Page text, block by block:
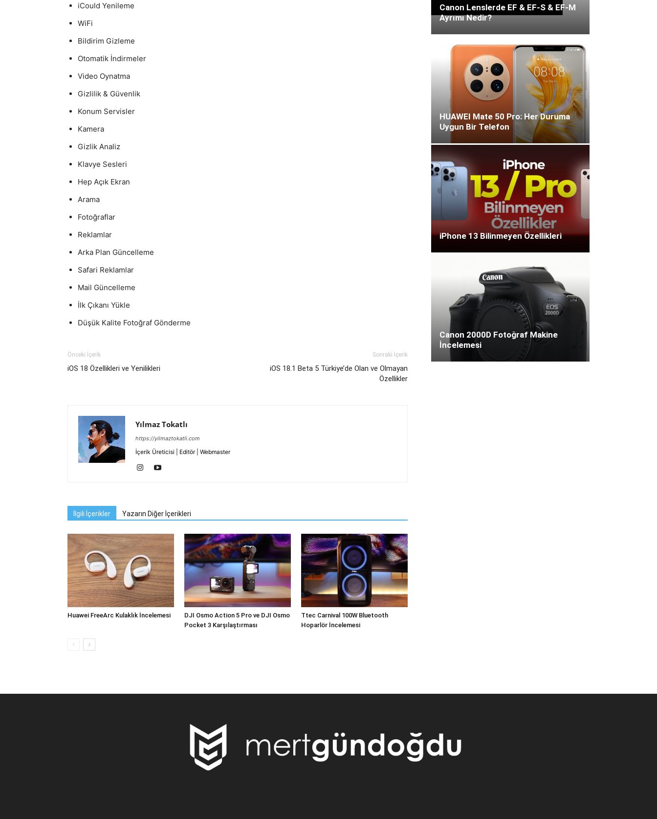
iCould Yenileme
WiFi
Bildirim Gizleme
Otomatik İndirmeler
Video Oynatma
Gizlilik & Güvenlik
Konum Servisler
Kamera
Gizlik Analiz
Klavye Sesleri
Hep Açık Ekran
Arama
Fotoğraflar
Reklamlar
Arka Plan Güncelleme
Safari Reklamlar
Mail Güncelleme
İlk Çıkanı Yükle
Düşük Kalite Fotoğraf Gönderme
Önceki İçerik
iOS 18 Özellikleri ve Yenilikleri
Sonraki İçerik
iOS 18.1 Beta 5 Türkiye’de Olan ve Olmayan
Özellikler
Yılmaz Tokatlı
https://yilmaztokatli.com
İçerik Üreticisi | Editör | Webmaster
İlgili İçerikler Yazarın Diğer İçerikleri
Huawei FreeArc Kulaklık İncelemesi
DJI Osmo Action 5 Pro ve DJI Osmo
Pocket 3 Karşılaştırması
Ttec Carnival 100W Bluetooth
Hoparlör İncelemesi
Canon Lenslerde EF & EF-S & EF-M
Ayrımı Nedir?
HUAWEI Mate 50 Pro: Her Duruma
Uygun Bir Telefon
iPhone 13 Bilinmeyen Özellikleri
Canon 2000D Fotoğraf Makine
İncelemesi